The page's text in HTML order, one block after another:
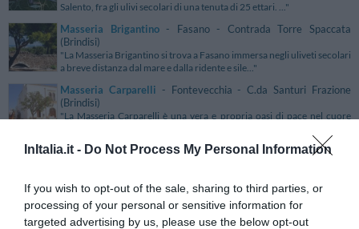
InItalia.it - Do Not Process My Personal Information
If you wish to opt-out of the sale, sharing to third parties, or
processing of your personal or sensitive information for
targeted advertising by us, please use the below opt-out
Salento, fra gli ulivi secolari di una tenuta di 25 ettari. ..."
Masseria Brigantino- Fasano - Contrada Torre Spaccata
(Brindisi)
"La Masseria Brigantino si trova a Fasano immersa negli uliveti secolari
a breve distanza dal mare e dalla ridente e sile..."
Masseria Carparelli - Fontevecchia - C.da Santuri Frazione
(Brindisi)
"La Masseria Carparelli è una vera e propria oasi di pace nel cuore
Masseria Chiancone Torricella- Martina Franca - Contrada
soleggiata e accogliente Puglia. La struttura risale ad..."
Masseria Corda Di Lana- Leverano - S.p. Veglie-Torre Lapillo
(Lecce)